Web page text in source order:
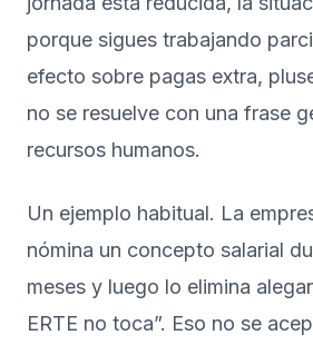
porque sigues trabajando
efecto sobre pagas extra,
no se resuelve con una frase
recursos humanos.
Un ejemplo habitual. La
nómina un concepto salarial
meses y luego lo elimina
ERTE no toca”. Eso no se